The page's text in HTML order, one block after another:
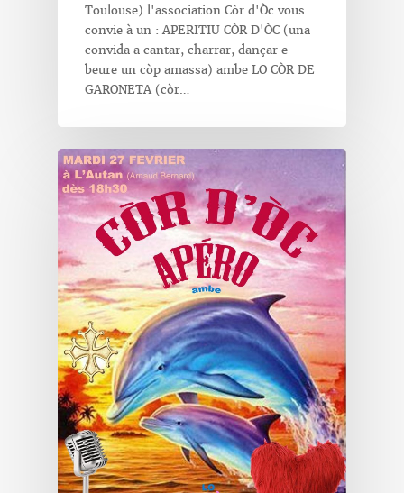
Toulouse) l'association Còr d'Òc vous
convie à un : APERITIU CÒR D'ÒC (una
convida a cantar, charrar, dançar e
beure un còp amassa) ambe LO CÒR DE
GARONETA (còr…